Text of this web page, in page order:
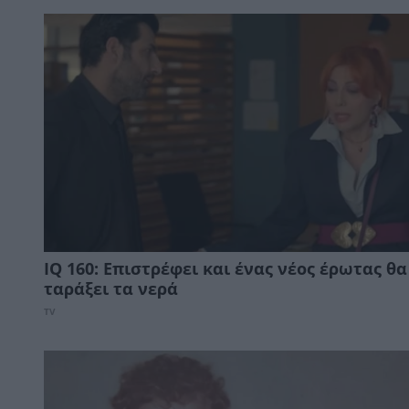
IQ 160: Επιστρέφει και ένας νέος έρωτας θα
ταράξει τα νερά
TV